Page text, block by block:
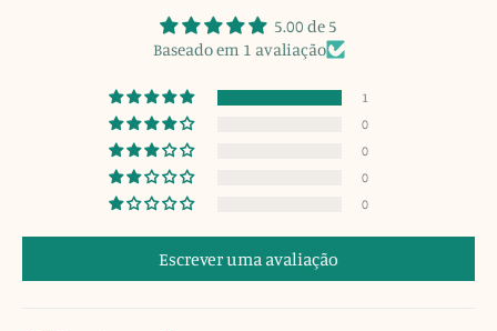
5.00 de 5
Baseado em 1 avaliação
1
0
0
0
0
Escrever uma avaliação